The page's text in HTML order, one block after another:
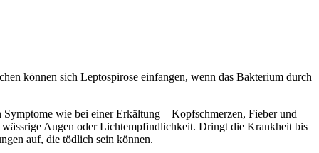
können sich Leptospirose einfangen, wenn das Bakterium durch
wie bei einer Erkältung – Kopfschmerzen, Fieber und
Augen oder Lichtempfindlichkeit. Dringt die Krankheit bis
auf, die tödlich sein können.